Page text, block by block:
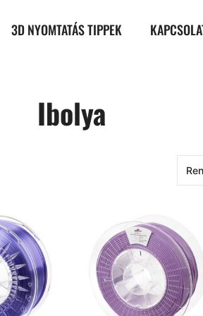
3D NYOMTATÁS TIPPEK
Ibolya